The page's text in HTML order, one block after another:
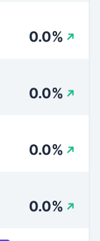
0.0%
0.0%
0.0%
0.0%